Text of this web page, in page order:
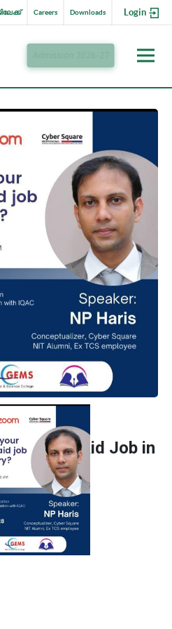
Login
Downloads
Careers
High Paid Job in